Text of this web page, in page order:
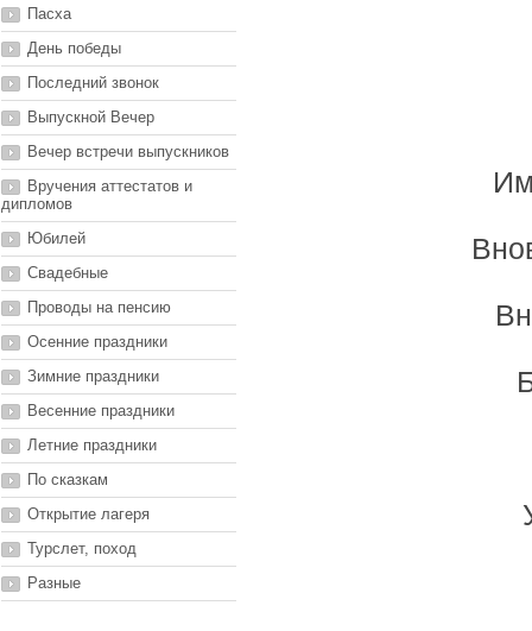
Пасха
День победы
Последний звонок
Выпускной Вечер
Вечер встречи выпускников
Вручения аттестатов и
дипломов
Юбилей
Свадебные
Проводы на пенсию
Осенние праздники
Зимние праздники
Весенние праздники
Летние праздники
По сказкам
Открытие лагеря
Турслет, поход
Разные